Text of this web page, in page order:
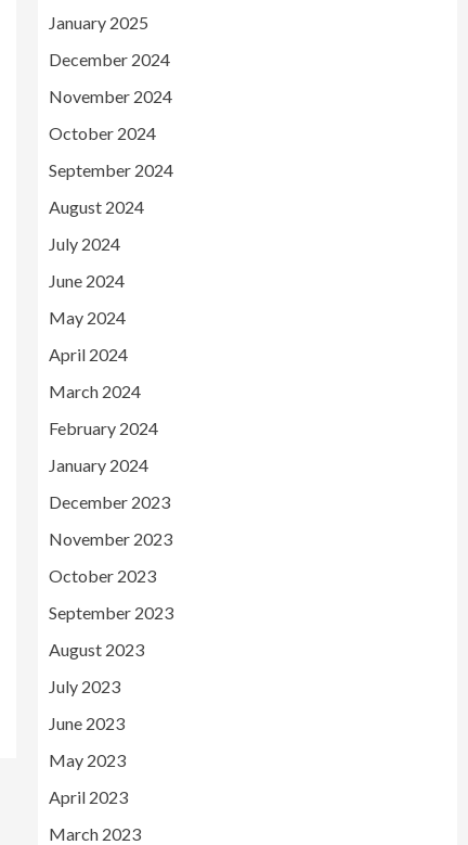
January 2025
December 2024
November 2024
October 2024
September 2024
August 2024
July 2024
June 2024
May 2024
April 2024
March 2024
February 2024
January 2024
December 2023
November 2023
October 2023
September 2023
August 2023
July 2023
June 2023
May 2023
April 2023
March 2023